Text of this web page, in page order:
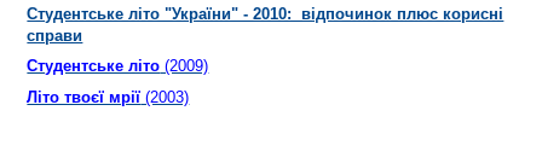
Студентське літо "України" - 2010: відпочинок плюс корисні
справи
Студентське літо (2009)
Літо твоєї мрії (2003)